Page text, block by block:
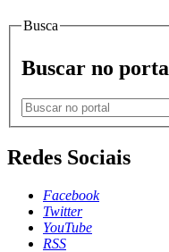
Busca
Buscar no
Redes Sociais
Facebook
Twitter
YouTube
RSS